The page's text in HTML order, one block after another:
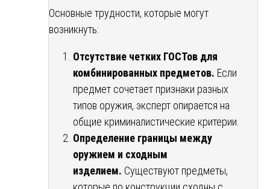
Основные трудности, которые могут
возникнуть:
Отсутствие четких ГОСТов для
комбинированных предметов. Если
предмет сочетает признаки разных
типов оружия, эксперт опирается на
общие криминалистические критерии.
Определение границы между
оружием и сходным
изделием. Существуют предметы,